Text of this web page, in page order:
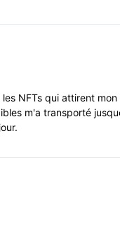
NFTs qui attirent
m'a transporté